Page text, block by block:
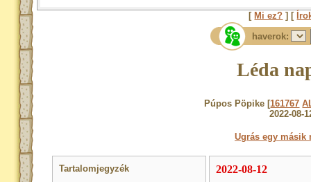
[ Mi ez? ] [
haverok:
Léda
Púpos Pöpike [161767
2022-08-
Ugrás egy másik
Tartalomjegyzék
2022-08-12